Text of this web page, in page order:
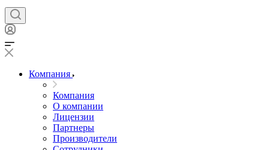
Компания
Компания
О компании
Лицензии
Партнеры
Производители